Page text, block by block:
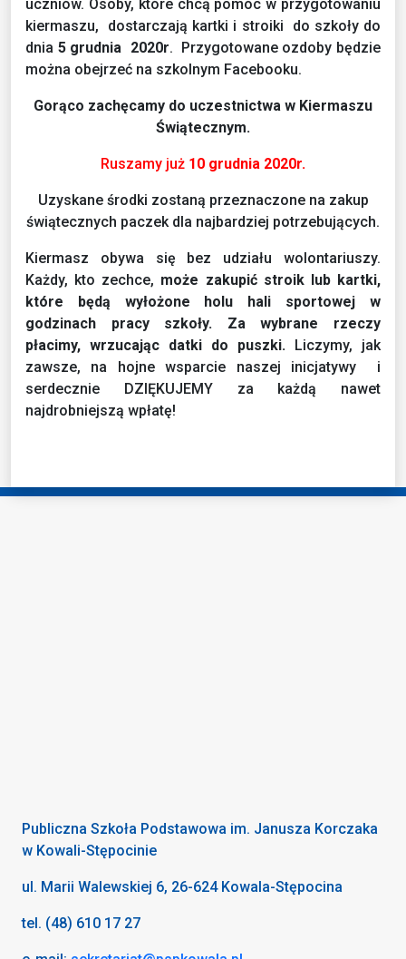
uczniów. Osoby, które chcą pomóc w przygotowaniu
kiermaszu, dostarczają kartki i stroiki do szkoły do
dnia 5 grudnia 2020r. Przygotowane ozdoby będzie
można obejrzeć na szkolnym Facebooku.
Gorąco zachęcamy do uczestnictwa w Kiermaszu
Świątecznym.
Ruszamy już 10 grudnia 2020r.
Uzyskane środki zostaną przeznaczone na zakup
świątecznych paczek dla najbardziej potrzebujących.
Kiermasz obywa się bez udziału wolontariuszy.
Każdy, kto zechce, może zakupić stroik lub kartki,
które będą wyłożone holu hali sportowej w
godzinach pracy szkoły.
Za wybrane rzeczy
płacimy, wrzucając datki do puszki. Liczymy, jak
zawsze, na hojne wsparcie naszej inicjatywy i
serdecznie DZIĘKUJEMY za każdą nawet
najdrobniejszą wpłatę!
Publiczna Szkoła Podstawowa im. Janusza Korczaka
w Kowali-Stępocinie
ul. Marii Walewskiej 6, 26-624 Kowala-Stępocina
tel. (48) 610 17 27